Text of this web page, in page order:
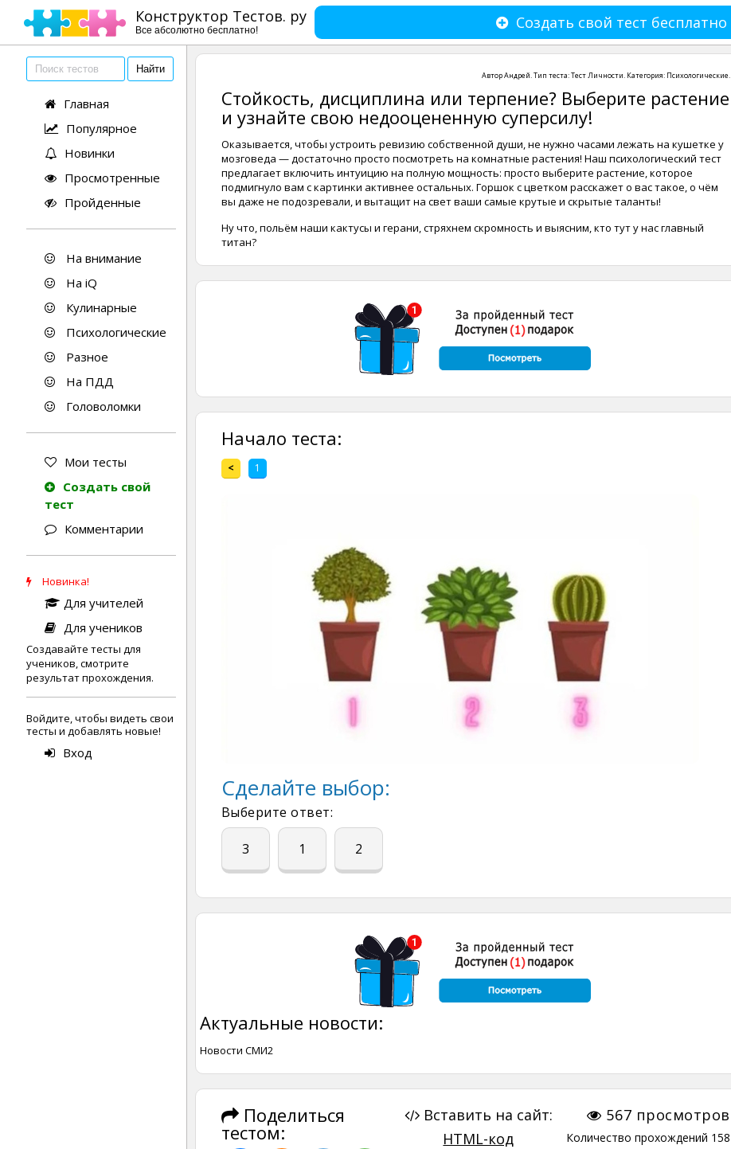
Конструктор Тестов. ру
Все абсолютно бесплатно! Создать свой тест бесплатно
Главная
Популярное
Новинки
Просмотренные
Пройденные
На внимание
На iQ
Кулинарные
Психологические
Разное
На ПДД
Головоломки
Мои тесты
Создать свой
тест
Комментарии
Новинка!
Для учителей
Для учеников
Создавайте тесты для
учеников, смотрите
результат прохождения.
Войдите, чтобы видеть свои
тесты и добавлять новые!
Вход
АвторАндрей. Тип теста:Тест Личности. Категория: Психологические.
Стойкость, дисциплина или терпение? Выберите растение
и узнайте свою недооцененную суперсилу!
Оказывается, чтобы устроить ревизию собственной души, не нужно часами лежать на кушетке у
мозговеда — достаточно просто посмотреть на комнатные растения! Наш психологический тест
предлагает включить интуицию на полную мощность: просто выберите растение, которое
подмигнуло вам с картинки активнее остальных. Горшок с цветком расскажет о вас такое, о чём
вы даже не подозревали, и вытащит на свет ваши самые крутые и скрытые таланты!
Ну что, польём наши кактусы и герани, стряхнем скромность и выясним, кто тут у нас главный
титан?
Начало теста:
< 1
Сделайте выбор:
Выберите ответ:
3 1 2
Актуальные новости:
Новости СМИ2
Поделиться
тестом:
567 просмотров
Количество прохождений 158
Вставить на сайт:
HTML-код